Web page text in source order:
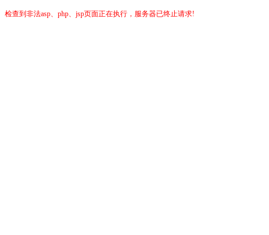
检查到非法asp、php、jsp页面正在执行，服务器已终止请求!